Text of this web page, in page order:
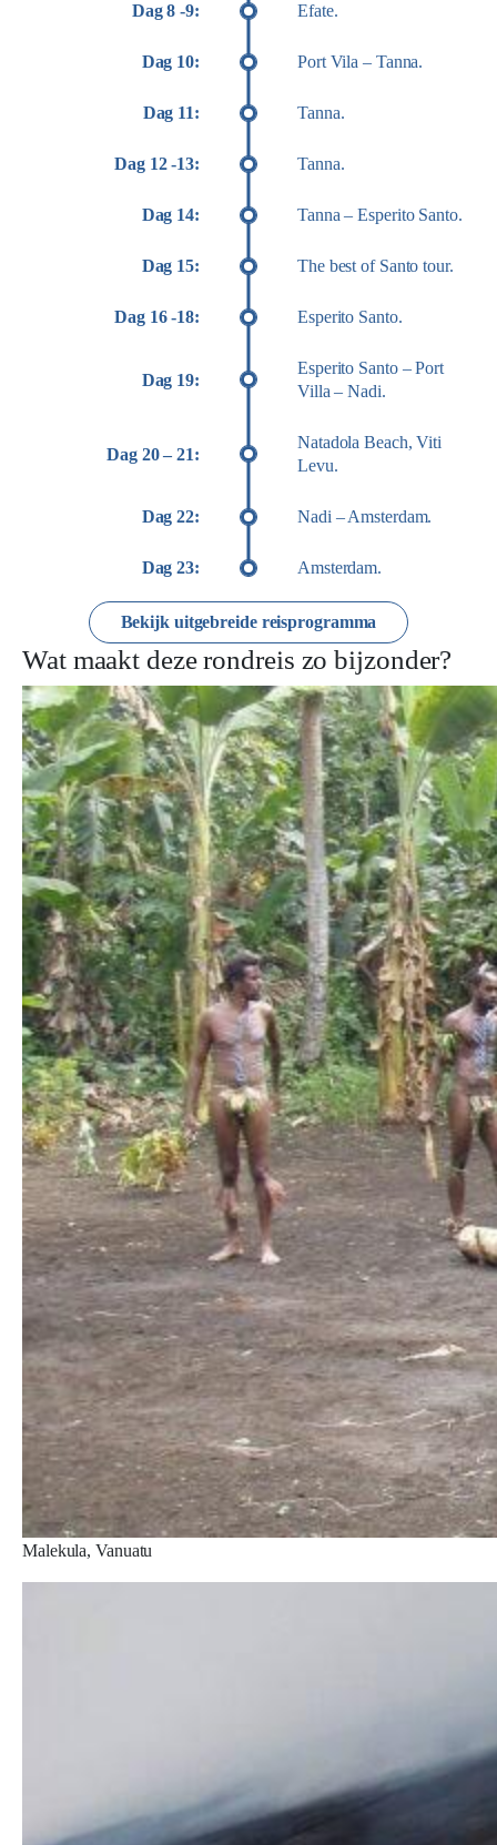
Dag 8 -9: Efate.
Dag 10: Port Vila – Tanna.
Dag 11: Tanna.
Dag 12 -13: Tanna.
Dag 14: Tanna – Esperito Santo.
Dag 15: The best of Santo tour.
Dag 16 -18: Esperito Santo.
Dag 19:
Esperito Santo – Port
Villa – Nadi.
Dag 20 – 21:
Natadola Beach, Viti
Levu.
Dag 22: Nadi – Amsterdam.
Dag 23: Amsterdam.
Bekijk uitgebreide reisprogramma
Wat maakt deze rondreis zo bijzonder?
Malekula, Vanuatu